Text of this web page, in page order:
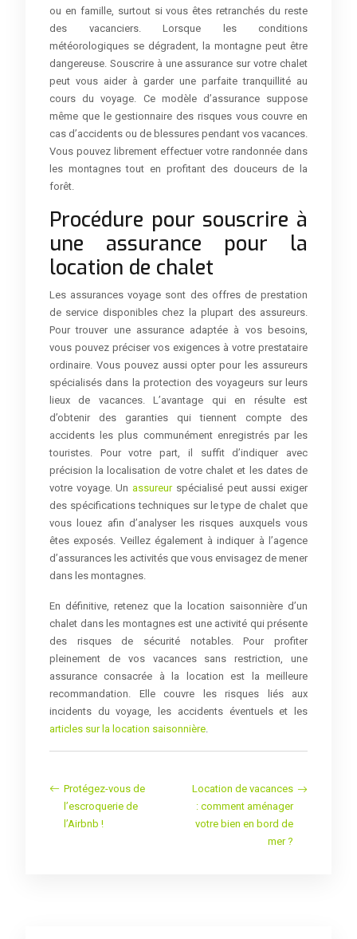
ou en famille, surtout si vous êtes retranchés du reste
des vacanciers. Lorsque les conditions
météorologiques se dégradent, la montagne peut être
dangereuse. Souscrire à une assurance sur votre chalet
peut vous aider à garder une parfaite tranquillité au
cours du voyage. Ce modèle d’assurance suppose
même que le gestionnaire des risques vous couvre en
cas d’accidents ou de blessures pendant vos vacances.
Vous pouvez librement effectuer votre randonnée dans
les montagnes tout en profitant des douceurs de la
forêt.
Procédure pour souscrire à
une assurance pour la
location de chalet
Les assurances voyage sont des offres de prestation
de service disponibles chez la plupart des assureurs.
Pour trouver une assurance adaptée à vos besoins,
vous pouvez préciser vos exigences à votre prestataire
ordinaire. Vous pouvez aussi opter pour les assureurs
spécialisés dans la protection des voyageurs sur leurs
lieux de vacances. L’avantage qui en résulte est
d’obtenir des garanties qui tiennent compte des
accidents les plus communément enregistrés par les
touristes. Pour votre part, il suffit d’indiquer avec
précision la localisation de votre chalet et les dates de
votre voyage. Unassureurspécialisé peut aussi exiger
des spécifications techniques sur le type de chalet que
vous louez afin d’analyser les risques auxquels vous
êtes exposés. Veillez également à indiquer à l’agence
d’assurances les activités que vous envisagez de mener
dans les montagnes.
En définitive, retenez que la location saisonnière d’un
chalet dans les montagnes est une activité qui présente
des risques de sécurité notables. Pour profiter
pleinement de vos vacances sans restriction, une
assurance consacrée à la location est la meilleure
recommandation. Elle couvre les risques liés aux
incidents du voyage, les accidents éventuels et les
articles sur la location saisonnière.
Protégez-vous de
l’escroquerie de
l’Airbnb !
Location de vacances
: comment aménager
votre bien en bord de
mer ?